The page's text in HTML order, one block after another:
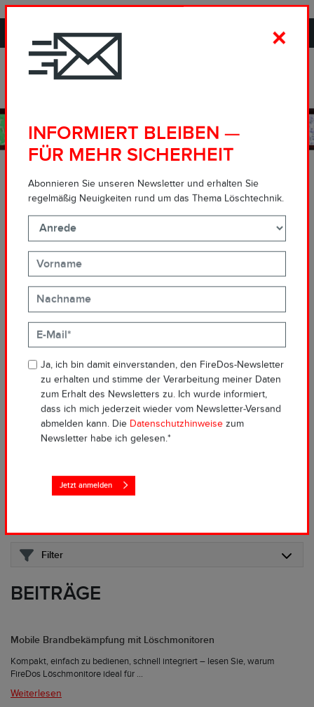
PROPORTIONING IN EXCELLENCE.
Fachartikel, Videos, Interviews, FAQs
LÖSCHMITTEL UND
LÖSCHTECHNIK:
DAS SOLLTEN SIE
WISSEN.
Zur erfolgreichen Brandbekämpfung sind die richtige Auswahl der
Löschtechnik und des Löschmittels entscheidend. Wir haben für
Sie Wissenswertes rund um das Thema Löschanlagen,
Zumischsysteme, Löschmonitore, Schaummittel und Netzmittel in
Form von Fachartikeln, Videos, Anwenderberichten, Interviews und
FAQs zusammengetragen.
Filter
BEITRÄGE
Mobile Brandbekämpfung mit Löschmonitoren
Kompakt, einfach zu bedienen, schnell integriert – lesen Sie, warum
FireDos Löschmonitore ideal für ...
Weiterlesen
×
INFORMIERT BLEIBEN —
FÜR MEHR SICHERHEIT
Abonnieren Sie unseren Newsletter und erhalten Sie
regelmäßig Neuigkeiten rund um das Thema Löschtechnik.
Ja, ich bin damit einverstanden, den FireDos-Newsletter
zu erhalten und stimme der Verarbeitung meiner Daten
zum Erhalt des Newsletters zu. Ich wurde informiert,
dass ich mich jederzeit wieder vom Newsletter-Versand
abmelden kann. Die Datenschutzhinweisezum
Newsletter habe ich gelesen.*
Jetzt anmelden